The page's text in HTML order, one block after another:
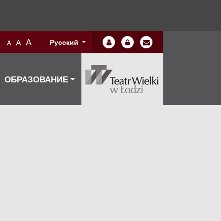
A A A Русский
ОБРАЗОВАНИЕ